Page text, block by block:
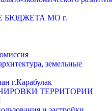
БЮДЖЕТА МО г.
земельные
г.Карабулак
ТЕРРИТОРИИ